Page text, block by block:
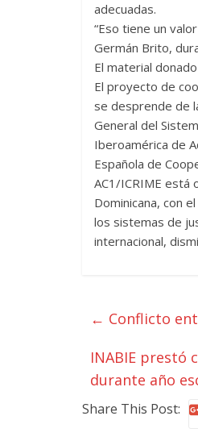
adecuadas.
“Eso tiene un
Germán Brito,
El material
El proyecto de
se desprende de
General del
Iberoamérica de
Española de
AC1/ICRIME está
Dominicana, con
los sistemas de
internacional,
← Conflicto
INABIE prestó
durante año
Share This Post: